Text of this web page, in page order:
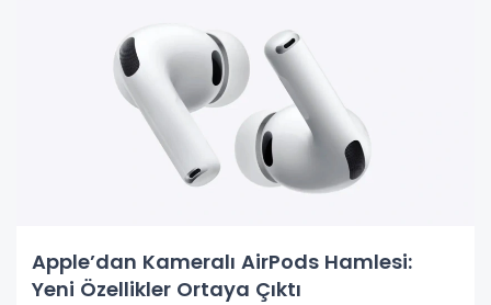
Apple’dan Kameralı AirPods Hamlesi:
Yeni Özellikler Ortaya Çıktı